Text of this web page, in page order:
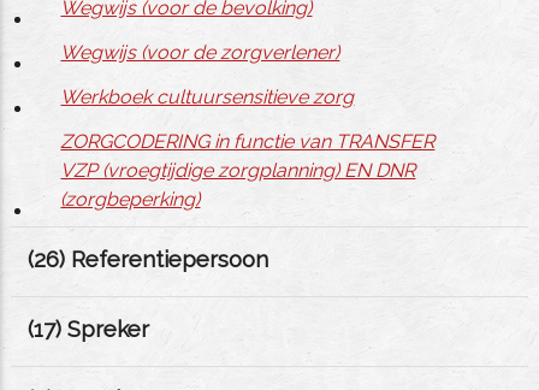
Wegwijs (voor de bevolking)
Wegwijs (voor de zorgverlener)
Werkboek cultuursensitieve zorg
ZORGCODERING in functie van TRANSFER
VZP (vroegtijdige zorgplanning) EN DNR
(zorgbeperking)
(26) Referentiepersoon
(17) Spreker